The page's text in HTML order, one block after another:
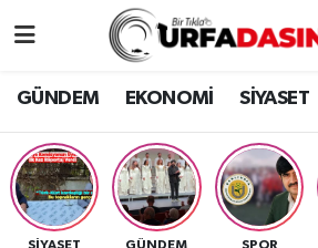
GÜNDEM EKONOMİ SİYASET
SİYASET GÜNDEM SPOR
EKONOMİ
SİYASET
Gizlilik ve Güvenlik Politikası
İletişim
Nöbetçi Eczaneler
Hava Durumu
Namaz Vakitleri